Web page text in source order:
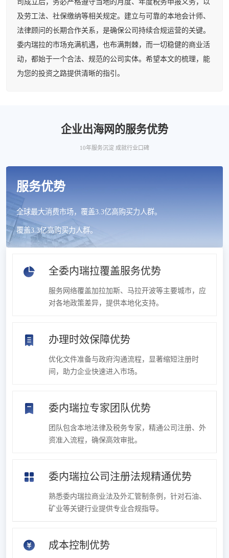
司成立后，务必严格遵守当地的月度、年度税务申报义务，以
及劳工法、社保缴纳等相关规定。建立与可靠的本地会计师、
法律顾问的长期合作关系，是确保公司持续合规运营的关键。
委内瑞拉的市场充满机遇，也布满荆棘，而一切稳健的商业活
动，都始于一个合法、规范的公司实体。希望本文的梳理，能
为您的投资之路提供清晰的指引。
企业出海网的服务优势
10年服务沉淀 成就行业口碑
服务优势
全球最大消费市场，覆盖3.3亿高购买力人群。
覆盖3.3亿高购买力人群。
全委内瑞拉覆盖服务优势
服务网络覆盖加拉加斯、马拉开波等主要城市，应
对各地政策差异，提供本地化支持。
办理时效保障优势
优化文件准备与政府沟通流程，显著缩短注册时
间，助力企业快速进入市场。
委内瑞拉专家团队优势
团队包含本地法律及税务专家，精通公司注册、外
资准入流程，确保高效审批。
委内瑞拉公司注册法规精通优势
熟悉委内瑞拉商业法及外汇管制条例，针对石油、
矿业等关键行业提供专业合规指导。
成本控制优势